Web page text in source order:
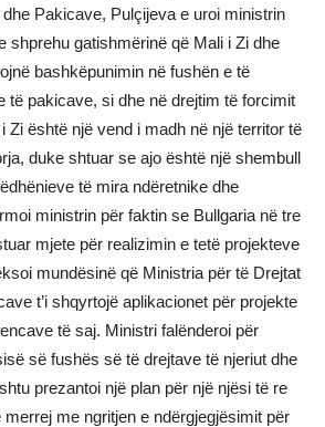
Pakicave, Pulçijeva e uroi ministrin
shprehu gatishmërinë që Mali i Zi dhe
bashkëpunimin në fushën e të
të pakicave, si dhe në drejtim të forcimit
Zi është një vend i madh në një territor të
duke shtuar se ajo është një shembull
të mira ndëretnike dhe
ministrin për faktin se Bullgaria në tre
mjete për realizimin e tetë projekteve
mundësinë që Ministria për të Drejtat
t’i shqyrtojë aplikacionet për projekte
të saj. Ministri falënderoi për
së fushës së të drejtave të njeriut dhe
prezantoi një plan për një njësi të re
me ngritjen e ndërgjegjësimit për